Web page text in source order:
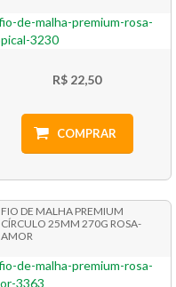
R$ 22,50
COMPRAR
FIO DE MALHA PREMIUM
CÍRCULO 25MM 270G ROSA-
AMOR